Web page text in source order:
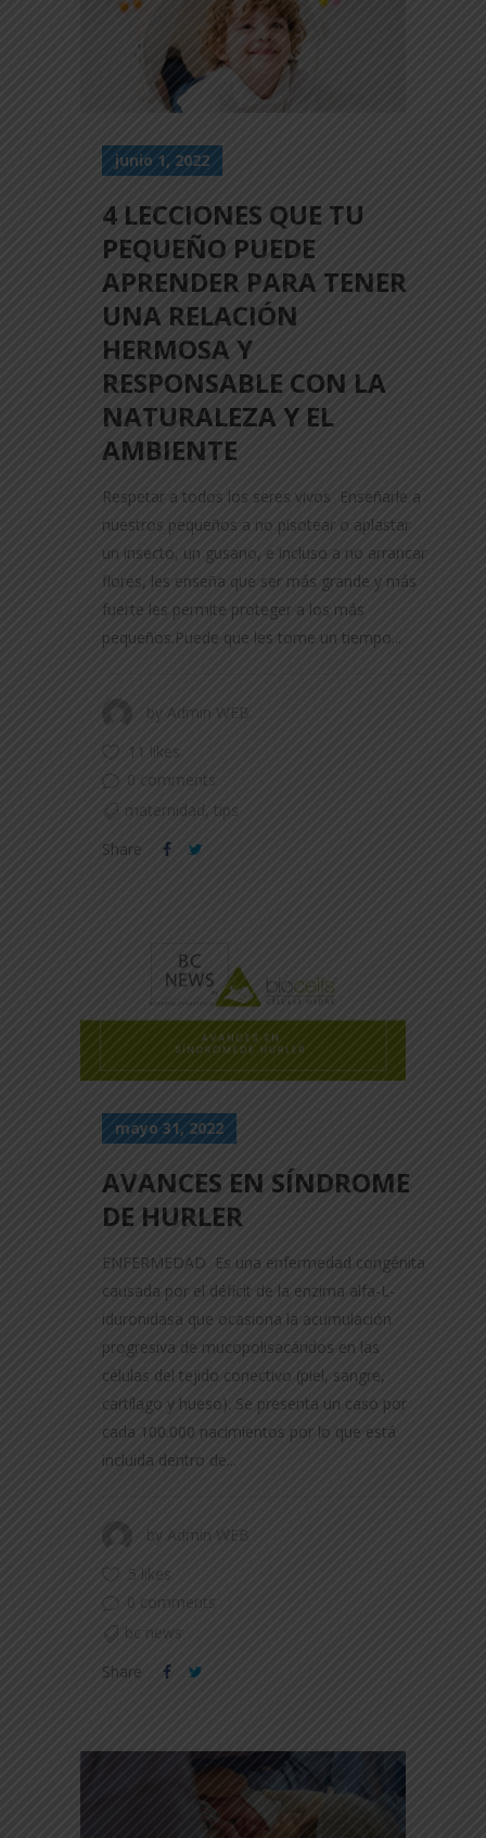
junio 1, 2022
4 LECCIONES QUE TU
PEQUEÑO PUEDE
APRENDER PARA TENER
UNA RELACIÓN
HERMOSA Y
RESPONSABLE CON LA
NATURALEZA Y EL
AMBIENTE
Respetar a todos los seres vivos Enseñarle a
nuestros pequeños a no pisotear o aplastar
un insecto, un gusano, e incluso a no arrancar
flores, les enseña que ser más grande y más
fuerte les permite proteger a los más
pequeños.Puede que les tome un tiempo...
by Admin WEB
11 likes
0 comments
maternidad, tips
Share
mayo 31, 2022
AVANCES EN SÍNDROME
DE HURLER
ENFERMEDAD Es una enfermedad congénita
causada por el déficit de la enzima alfa-L-
iduronidasa que ocasiona la acumulación
progresiva de mucopolisacáridos en las
células del tejido conectivo (piel, sangre,
cartílago y hueso). Se presenta un caso por
cada 100.000 nacimientos por lo que está
incluida dentro de...
by Admin WEB
5 likes
0 comments
bc news
Share